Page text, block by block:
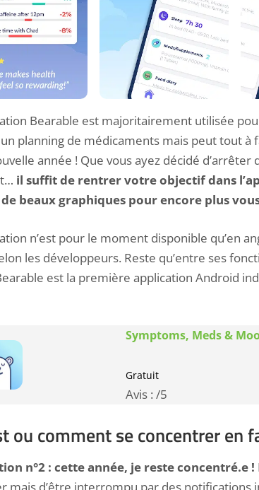
Bearable est majoritairement utilisée
planning de médicaments mais peut tout
année ! Que vous ayez décidé
il suffit de rentrer votre objectif dans
beaux graphiques pour encore plus
n’est pour le moment disponible qu’en
les développeurs. Reste qu’entre ses
est la première application Android
Symptoms, Meds &
Gratuit
Avis : /5
ou comment se concentrer en
n°2 : cette année, je reste concentré.e !